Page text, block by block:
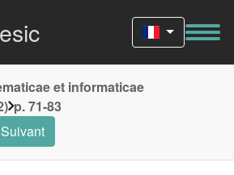
et informaticae
p. 71-83
Suivant